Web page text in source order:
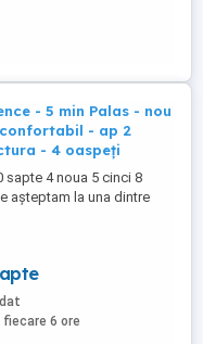
- 5 min Palas - nou
confortabil - ap 2
- 4 oaspeți
sapte 4 noua 5 cinci 8
așteptam la una dintre
dotate și pregătite spre a
sau pe amicii tai. Prețuri
de lei noapte, în
numărul de persoane și
Mai multe detalii ...
6 ore